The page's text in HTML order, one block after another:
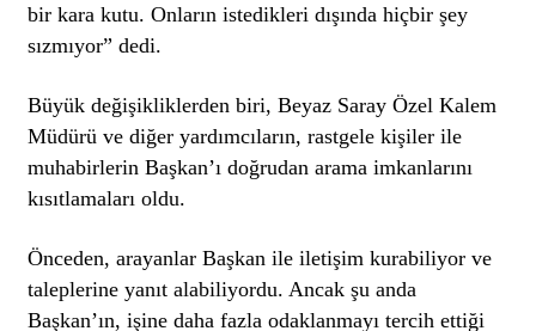
bir kara kutu. Onların istedikleri dışında hiçbir şey
sızmıyor” dedi.
Büyük değişikliklerden biri, Beyaz Saray Özel Kalem
Müdürü ve diğer yardımcıların, rastgele kişiler ile
muhabirlerin Başkan’ı doğrudan arama imkanlarını
kısıtlamaları oldu.
Önceden, arayanlar Başkan ile iletişim kurabiliyor ve
taleplerine yanıt alabiliyordu. Ancak şu anda
Başkan’ın, işine daha fazla odaklanmayı tercih ettiği